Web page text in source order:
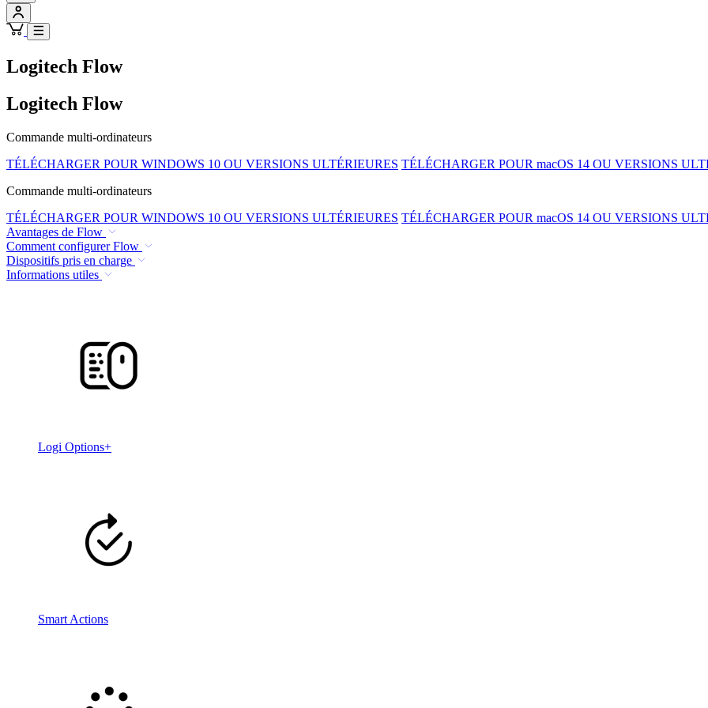
Logitech Flow
Logitech Flow
Commande multi-ordinateurs
TÉLÉCHARGER POUR WINDOWS 10 OU VERSIONS ULTÉRIEURES TÉLÉCHARGER POUR macOS 14 OU VERSIONS
Commande multi-ordinateurs
TÉLÉCHARGER POUR WINDOWS 10 OU VERSIONS ULTÉRIEURES TÉLÉCHARGER POUR macOS 14 OU VERSIONS
Avantages de Flow
Comment configurer Flow
Dispositifs pris en charge
Informations utiles
Logi Options+
Smart Actions